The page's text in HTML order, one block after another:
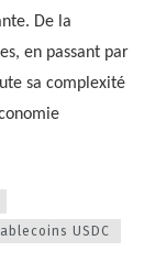
De la
en passant par
sa complexité
USDC